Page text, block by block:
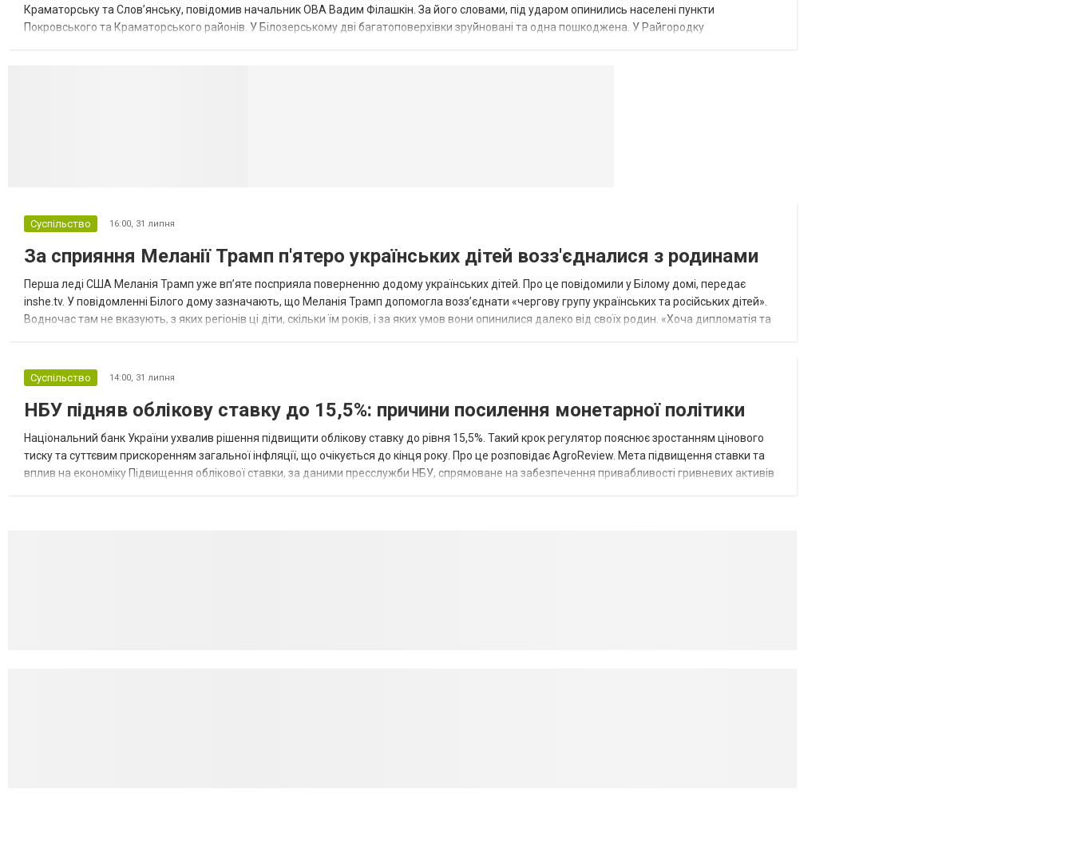
Краматорську та Слов’янську, повідомив начальник ОВА Вадим Філашкін. За його словами, під ударом опинились населені пункти
Покровського та Краматорського районів. У Білозерському дві багатоповерхівки зруйновані та одна пошкоджена. У Райгородку
Суспільство 16:00, 31 липня
За сприяння Меланії Трамп п'ятеро українських дітей возз'єдналися з родинами
Перша леді США Меланія Трамп уже впʼяте посприяла поверненню додому українських дітей. Про це повідомили у Білому домі, передає
inshe.tv. У повідомленні Білого дому зазначають, що Меланія Трамп допомогла возз’єднати «чергову групу українських та російських дітей».
Водночас там не вказують, з яких регіонів ці діти, скільки їм років, і за яких умов вони опинилися далеко від своїх родин. «Хоча дипломатія та
Суспільство 14:00, 31 липня
НБУ підняв облікову ставку до 15,5%: причини посилення монетарної політики
Національний банк України ухвалив рішення підвищити облікову ставку до рівня 15,5%. Такий крок регулятор пояснює зростанням цінового
тиску та суттєвим прискоренням загальної інфляції, що очікується до кінця року. Про це розповідає AgroReview. Мета підвищення ставки та
вплив на економіку Підвищення облікової ставки, за даними пресслужби НБУ, спрямоване на забезпечення привабливості гривневих активів